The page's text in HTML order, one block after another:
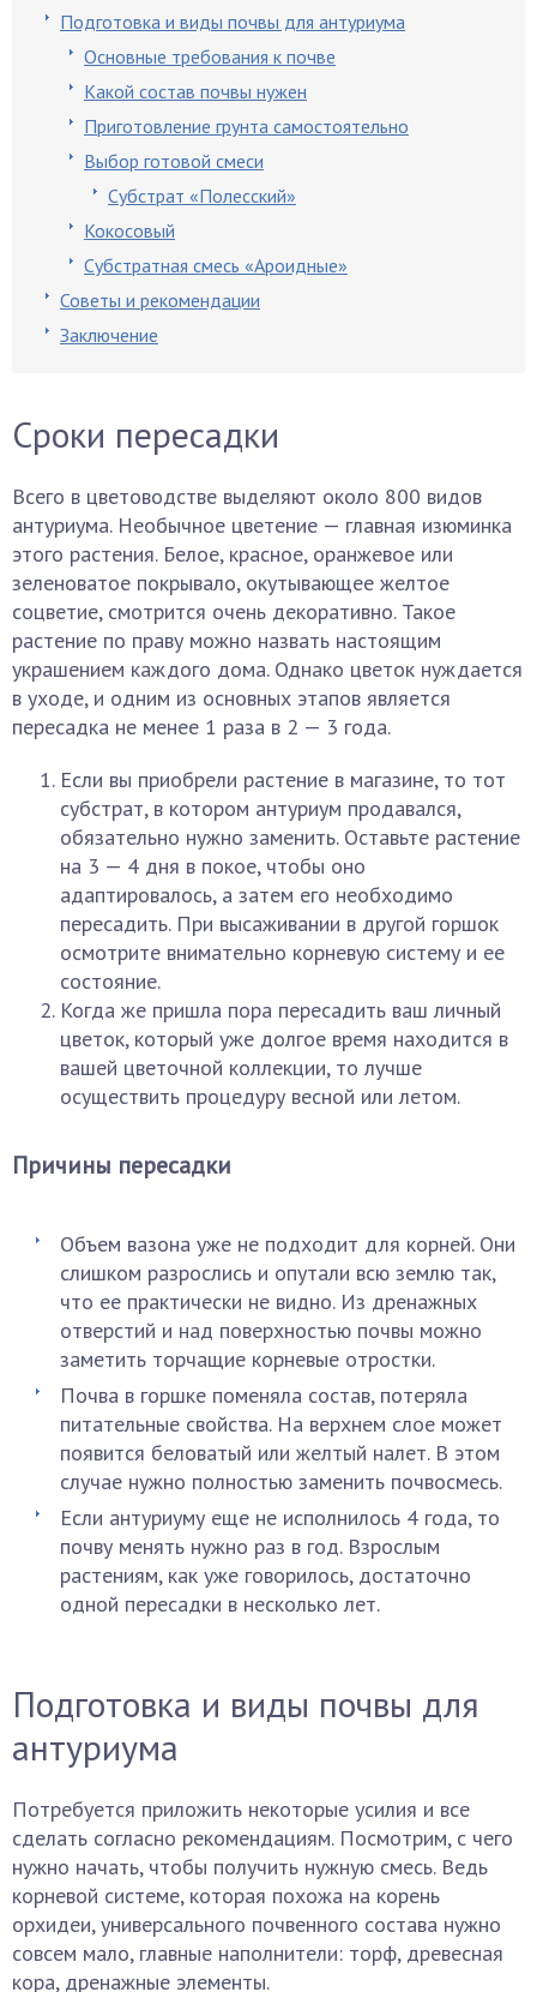
Подготовка и виды почвы для антуриума
Основные требования к почве
Какой состав почвы нужен
Приготовление грунта самостоятельно
Выбор готовой смеси
Субстрат «Полесский»
Кокосовый
Субстратная смесь «Ароидные»
Советы и рекомендации
Заключение
Сроки пересадки
Всего в цветоводстве выделяют около 800 видов
антуриума. Необычное цветение — главная изюминка
этого растения. Белое, красное, оранжевое или
зеленоватое покрывало, окутывающее желтое
соцветие, смотрится очень декоративно. Такое
растение по праву можно назвать настоящим
украшением каждого дома. Однако цветок нуждается
в уходе, и одним из основных этапов является
пересадка не менее 1 раза в 2 — 3 года.
Если вы приобрели растение в магазине, то тот
субстрат, в котором антуриум продавался,
обязательно нужно заменить. Оставьте растение
на 3 — 4 дня в покое, чтобы оно
адаптировалось, а затем его необходимо
пересадить. При высаживании в другой горшок
осмотрите внимательно корневую систему и ее
состояние.
Когда же пришла пора пересадить ваш личный
цветок, который уже долгое время находится в
вашей цветочной коллекции, то лучше
осуществить процедуру весной или летом.
Причины пересадки
Объем вазона уже не подходит для корней. Они
слишком разрослись и опутали всю землю так,
что ее практически не видно. Из дренажных
отверстий и над поверхностью почвы можно
заметить торчащие корневые отростки.
Почва в горшке поменяла состав, потеряла
питательные свойства. На верхнем слое может
появится беловатый или желтый налет. В этом
случае нужно полностью заменить почвосмесь.
Если антуриуму еще не исполнилось 4 года, то
почву менять нужно раз в год. Взрослым
растениям, как уже говорилось, достаточно
одной пересадки в несколько лет.
Подготовка и виды почвы для
антуриума
Потребуется приложить некоторые усилия и все
сделать согласно рекомендациям. Посмотрим, с чего
нужно начать, чтобы получить нужную смесь. Ведь
корневой системе, которая похожа на корень
орхидеи, универсального почвенного состава нужно
совсем мало, главные наполнители: торф, древесная
кора, дренажные элементы.